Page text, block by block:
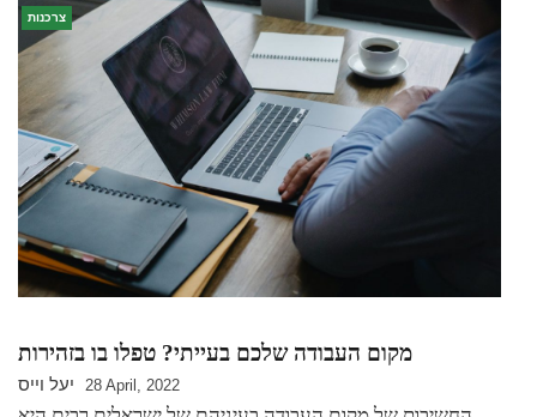
צרכנות
מקום העבודה שלכם בעייתי? טפלו בו בזהירות
יעל וייס 28 April, 2022